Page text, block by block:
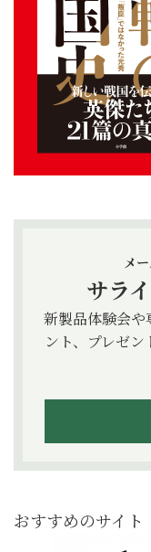
メ
サラ
新製品体験会
ント、プレゼ
おすすめのサイト